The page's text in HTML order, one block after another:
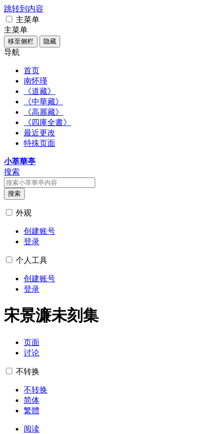
跳转到内容
主菜单
主菜单
移至侧栏 隐藏
导航
首页
南怀瑾
《道藏》
《中華藏》
《高麗藏》
《四庫全書》
最近更改
特殊页面
小萃華亭
搜索
搜索
外观
创建账号
登录
个人工具
创建账号
登录
宋景濂未刻集
页面
讨论
不转换
不转换
简体
繁體
阅读